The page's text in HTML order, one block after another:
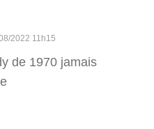
2022 11h15
de 1970 jamais